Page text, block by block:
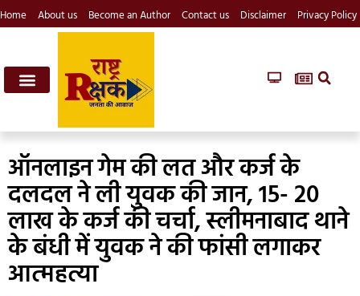
Home About us Become an Author Contact us Disclaimer Privacy Policy
ऑनलाइन गेम की लत और कर्ज के
दलदल ने ली युवक की जान, 15- 20
लाख के कर्ज की चर्चा, स्लीमनाबाद थाने
के बंधी में युवक ने की फांसी लगाकर
आत्महत्या